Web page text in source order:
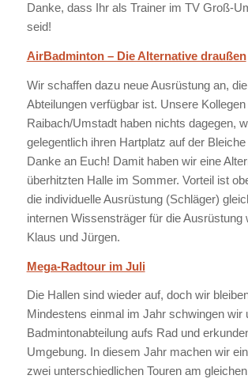
Danke, dass Ihr als Trainer im TV Groß-
seid!
AirBadminton – Die Alternative draußen
Wir schaffen dazu neue Ausrüstung an,
Abteilungen verfügbar ist. Unsere
Raibach/Umstadt haben nichts dagegen,
gelegentlich ihren Hartplatz auf der
Danke an Euch! Damit haben wir eine
überhitzten Halle im Sommer. Vorteil ist
die individuelle Ausrüstung (Schläger)
internen Wissensträger für die Ausrüstung
Klaus und Jürgen.
Mega-Radtour im Juli
Die Hallen sind wieder auf, doch wir
Mindestens einmal im Jahr schwingen wir
Badmintonabteilung aufs Rad und
Umgebung. In diesem Jahr machen wir
zwei unterschiedlichen Touren am